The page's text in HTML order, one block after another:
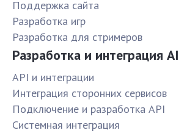
Поддержка сайта
Разработка игр
Разработка для стримеров
Разработка и интеграция AI
API и интеграции
Интеграция сторонних сервисов
Подключение и разработка API
Системная интеграция